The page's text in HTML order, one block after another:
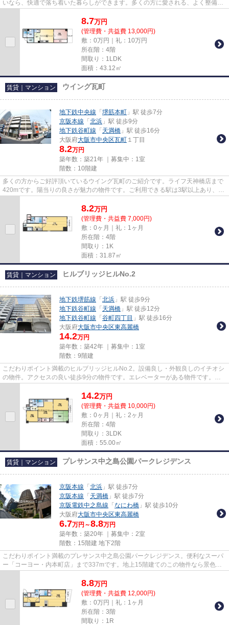
いなら、快適で落ち着いた暮らしができます。多くの方に愛される、よく整備さ
8.7万円
(管理費・共益費 13,000円)
敷：0万円｜礼：10万円
所在階：4階
間取り：1LDK
面積：43.12㎡
賃貸｜マンション ウイング瓦町
地下鉄中央線 「 堺筋本町 」駅 徒歩7分
京阪本線 「 北浜 」駅 徒歩9分
地下鉄谷町線 「 天満橋 」駅 徒歩16分
大阪府大阪市中央区瓦町 １丁目
8.2万円
築年数：築21年 ｜募集中： 1室
階数：10階建
多くの方からご好評頂いているウイング瓦町のご紹介です。ライフ天神橋店まで
420mです。陽当りの良さが魅力の物件です。ご利用できる駅は3駅以上あり、お
8.2万円
(管理費・共益費 7,000円)
敷：0ヶ月｜礼：1ヶ月
所在階：4階
間取り：1K
面積：31.87㎡
賃貸｜マンション ヒルブリッジヒルNo.2
地下鉄堺筋線 「 北浜 」駅 徒歩9分
地下鉄谷町線 「 天満橋 」駅 徒歩12分
地下鉄谷町線 「 谷町四丁目 」駅 徒歩16分
大阪府大阪市中央区東高麗橋
14.2万円
築年数：築42年 ｜募集中： 1室
階数：9階建
こだわりポイント満載のヒルブリッジヒルNo.2。設備良し・外観良しのイチオシ
の物件。アクセスの良い徒歩9分の物件です。エレベーターがある物件です。地
14.2万円
(管理費・共益費 10,000円)
敷：0ヶ月｜礼：2ヶ月
所在階：4階
間取り：3LDK
面積：55.00㎡
賃貸｜マンション プレサンス中之島公園パークレジデンス
京阪本線 「 北浜 」駅 徒歩7分
京阪本線 「 天満橋 」駅 徒歩7分
京阪電鉄中之島線 「 なにわ橋 」駅 徒歩10分
大阪府大阪市中央区東高麗橋
6.7万円～8.8万円
築年数：築20年 ｜募集中： 2室
階数：15階建 地下2階
こだわりポイント満載のプレサンス中之島公園パークレジデンス。便利なスーパ
ー「コーヨー・内本町店」まで337mです。地上15階建てのこの物件なら景色も
8.8万円
(管理費・共益費 12,000円)
敷：0万円｜礼：1ヶ月
所在階：3階
間取り：1R